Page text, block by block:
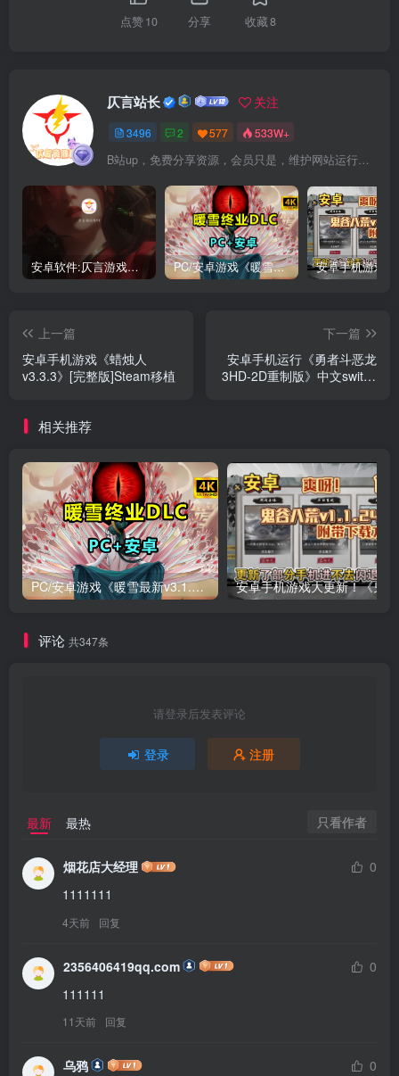
点赞10 分享 收藏8
仄言站长 关注
3496 2 577 533W+
B站up，免费分享资源，会员只是，维护网站运行，会员权利为可以支持本地下载，更多内容，敬请期待！
安卓软件:仄言游戏库4.0APP全新上架了！没有下的赶紧下载呀！ PC/安卓游戏《暖雪最新v3.1.0.1》终业DLC整合版！
上一篇
安卓手机游戏《蜡烛人
v3.3.3》[完整版]Steam移植
下一篇
安卓手机运行《勇者斗恶龙
3HD-2D重制版》中文switch
相关推荐
PC/安卓游戏《暖雪最新v3.1.0.1》终业DLC整合版！
评论 共347条
请登录后发表评论
登录 注册
最新 最热 只看作者
烟花店大经理
0
1111111
4天前 回复
2356406419qq.com
0
111111
11天前 回复
乌鸦
0